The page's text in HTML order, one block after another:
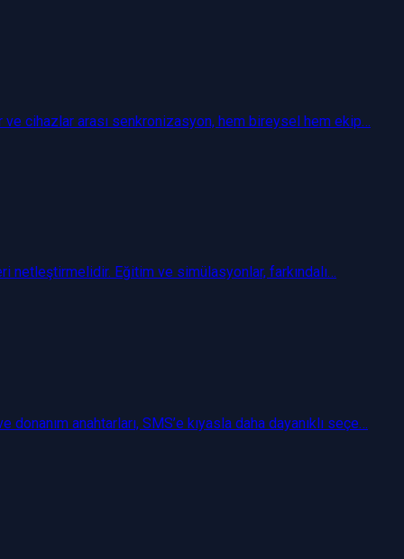
cihazlar arası senkronizasyon, hem bireysel hem ekip…
netleştirmelidir. Eğitim ve simülasyonlar, farkındalı…
anahtarları, SMS’e kıyasla daha dayanıklı seçe…